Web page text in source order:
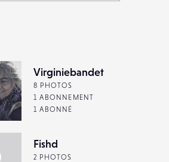
Virginiebandet
8 PHOTOS
1 ABONNEMENT
1 ABONNÉ
Fishd
2 PHOTOS